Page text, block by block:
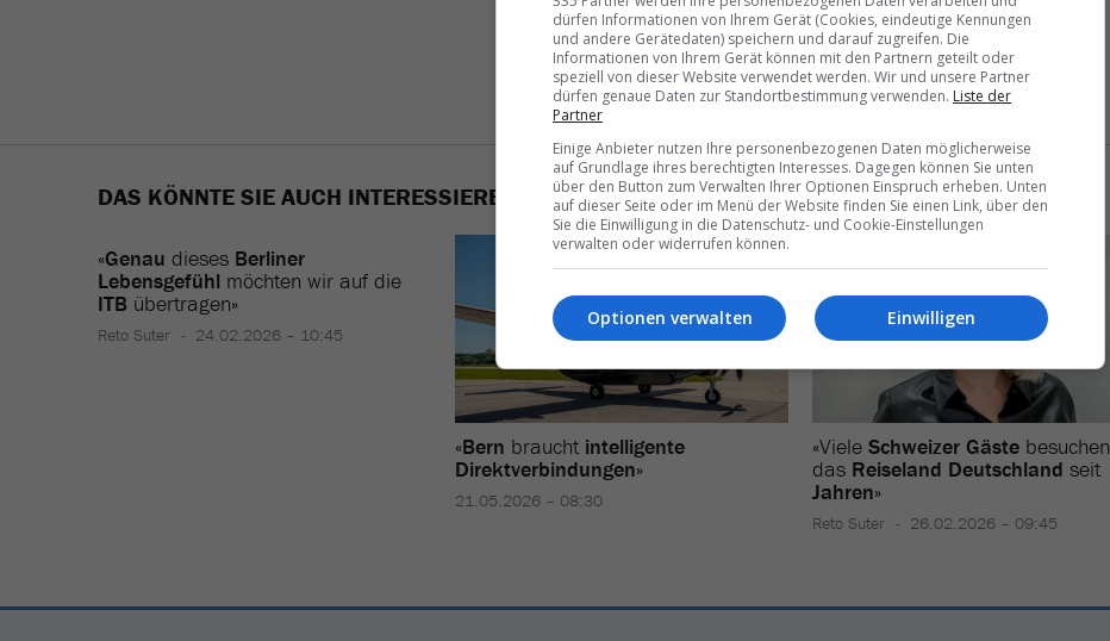
DAS KÖNNTE SIE AUCH INTERESSIEREN
«Genau dieses Berliner
Lebensgefühl möchten wir auf die
ITB übertragen»
Reto Suter 24.02.2026 – 10:45
«Bern braucht intelligente
Direktverbindungen»
21.05.2026 – 08:30
«Viele Schweizer Gäste besuchen
das Reiseland Deutschland seit
Jahren»
Reto Suter 26.02.2026 – 09:45
dürfen Informationen von Ihrem Gerät (Cookies, eindeutige Kennungen
und andere Gerätedaten) speichern und darauf zugreifen. Die
Informationen von Ihrem Gerät können mit den Partnern geteilt oder
speziell von dieser Website verwendet werden. Wir und unsere Partner
dürfen genaue Daten zur Standortbestimmung verwenden. Liste der
Partner
Einige Anbieter nutzen Ihre personenbezogenen Daten möglicherweise
auf Grundlage ihres berechtigten Interesses. Dagegen können Sie unten
über den Button zum Verwalten Ihrer Optionen Einspruch erheben. Unten
auf dieser Seite oder im Menü der Website finden Sie einen Link, über den
Sie die Einwilligung in die Datenschutz- und Cookie-Einstellungen
verwalten oder widerrufen können.
Einwilligen
Optionen verwalten